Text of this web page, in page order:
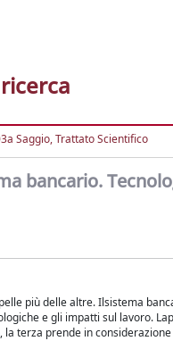
Saggio, Trattato Scientifico
bancario.
più delle altre. Ilsistema
e gli impatti sul lavoro.
la terza prende in